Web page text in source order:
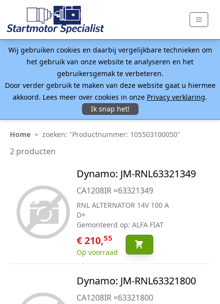
Wij gebruiken cookies en daarbij vergelijkbare technieken om
het gebruik van onze website te analyseren en het
gebruikersgemak te verbeteren.
Door verder gebruik te maken van deze website gaat u hiermee
akkoord. Lees meer over cookies in onze Privacy verklaring.
Ik snap het!
Home > zoeken: "Productnummer: 105503100050"
2 producten
Dynamo: JM-RNL63321349
CA1208IR =63321349
RNL ALTERNATOR 14V 100 A
D+
Gemonteerd op: ALFA FIAT
€ 210,55
Op voorraad
Dynamo: JM-RNL63321800
CA1208IR =63321800